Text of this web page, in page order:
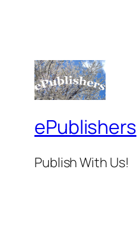
ePublishers
Publish With Us!